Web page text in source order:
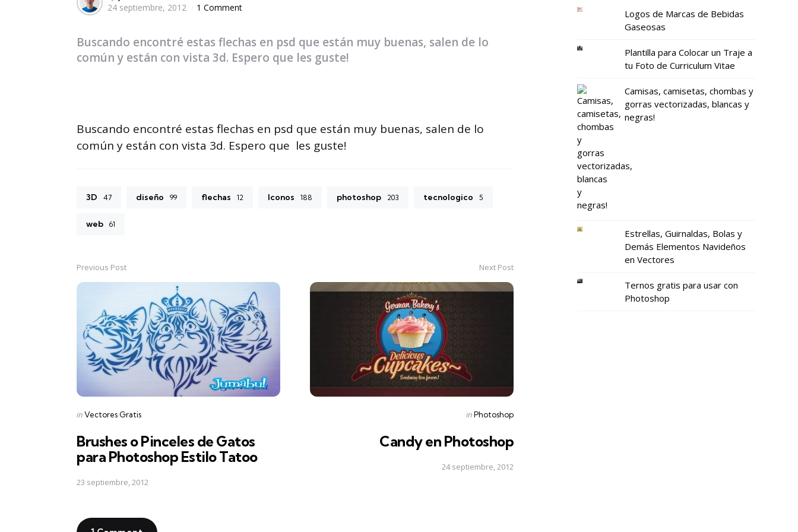
by
24 septiembre, 2012
1 Comment
Buscando encontré estas flechas en psd que están muy buenas, salen de lo
común y están con vista 3d. Espero que les guste!
Buscando encontré estas flechas en psd que están muy buenas, salen de lo
común y están con vista 3d. Espero que les guste!
3D 47 diseño 99 flechas 12 Iconos 188 photoshop 203 tecnologico 5
web 61
Post
navigation
Previous Post
Posted
inVectores Gratis
Brushes o Pinceles de Gatos
para Photoshop Estilo Tatoo
23 septiembre, 2012
Next Post
Posted
inPhotoshop
Candy en Photoshop
24 septiembre, 2012
Logos de Marcas de Bebidas
Gaseosas
Plantilla para Colocar un Traje a
tu Foto de Curriculum Vitae
Camisas, camisetas, chombas y
gorras vectorizadas, blancas y
negras!
Estrellas, Guirnaldas, Bolas y
Demás Elementos Navideños
en Vectores
Ternos gratis para usar con
Photoshop